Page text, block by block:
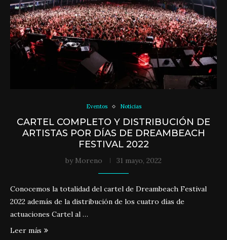
Eventos Noticias
CARTEL COMPLETO Y DISTRIBUCIÓN DE
ARTISTAS POR DÍAS DE DREAMBEACH
FESTIVAL 2022
by Moreno 31 mayo, 2022
Conocemos la totalidad del cartel de Dreambeach Festival
2022 además de la distribución de los cuatro días de
actuaciones Cartel al …
Leer más